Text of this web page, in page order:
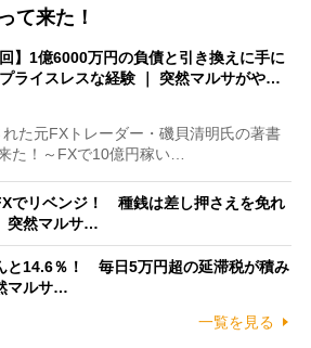
て来た！
回】1億6000万円の負債と引き換えに手に
ライスレスな経験 ｜ 突然マルサがや…
た元FXトレーダー・磯貝清明氏の著書
た！～FXで10億円稼い…
でリベンジ！ 種銭は差し押さえを免れ
突然マルサ…
と14.6％！ 毎日5万円超の延滞税が積み
マルサ…
一覧を見る